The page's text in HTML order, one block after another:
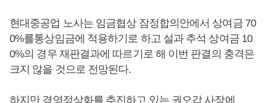
현대중공업 노사는 임금협상 잠정합의안에서 상여금 70
0%를통상임금에 적용하기로 하고 설과 추석 상여금 10
0%의 경우 재판결과에 따르기로 해 이번 판결의 충격은
크지 않을 것으로 전망된다.
하지만 경영정상화를 추진하고 있는 권오갑 사장에